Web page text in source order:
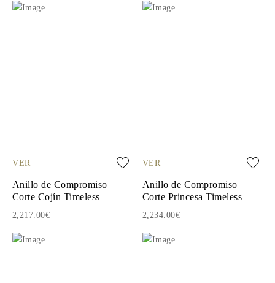
VER
Anillo de Compromiso
Corte Cojín Timeless
2,217.00€
VER
Anillo de Compromiso
Corte Princesa Timeless
2,234.00€